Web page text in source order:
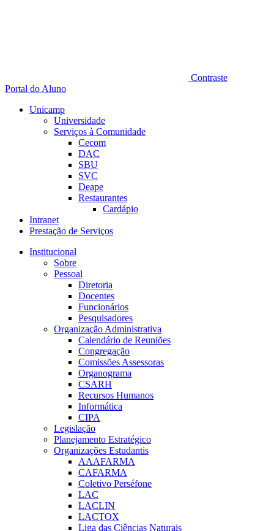
Contraste
Portal do Aluno
Unicamp
Universidade
Serviços à Comunidade
Cecom
DAC
SBU
SVC
Deape
Restaurantes
Cardápio
Intranet
Prestação de Serviços
Institucional
Sobre
Pessoal
Diretoria
Docentes
Funcionários
Pesquisadores
Organização Administrativa
Calendário de Reuniões
Congregação
Comissões Assessoras
Organograma
CSARH
Recursos Humanos
Informática
CIPA
Legislação
Planejamento Estratégico
Organizações Estudantis
AAAFARMA
CAFARMA
Coletivo Perséfone
LAC
LACLIN
LACTOX
Liga das Ciências Naturais